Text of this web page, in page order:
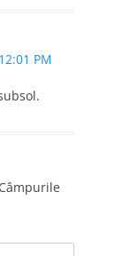
PM
Câmpurile